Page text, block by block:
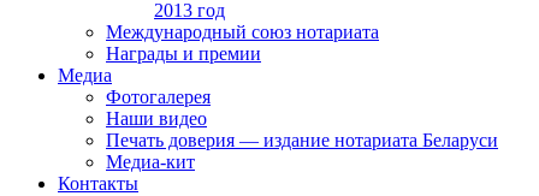
2013 год
Международный союз нотариата
Награды и премии
Медиа
Фотогалерея
Наши видео
Печать доверия — издание нотариата Беларуси
Медиа-кит
Контакты